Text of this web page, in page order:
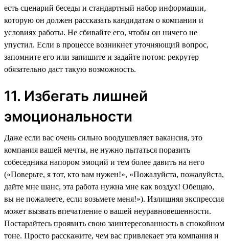
есть сценарий беседы и стандартный набор информации,
которую он должен рассказать кандидатам о компании и
условиях работы. Не сбивайте его, чтобы он ничего не
упустил. Если в процессе возникнет уточняющий вопрос,
запомните его или запишите и задайте потом: рекрутер
обязательно даст такую возможность.
11. Избегать лишней
эмоциональности
Даже если вас очень сильно воодушевляет вакансия, это
компания вашей мечты, не нужно пытаться поразить
собеседника напором эмоций и тем более давить на него
(«Поверьте, я тот, кто вам нужен!», «Пожалуйста, пожалуйста,
дайте мне шанс, эта работа нужна мне как воздух! Обещаю,
вы не пожалеете, если возьмете меня!»). Излишняя экспрессия
может вызвать впечатление о вашей неуравновешенности.
Постарайтесь проявить свою заинтересованность в спокойном
тоне. Просто расскажите, чем вас привлекает эта компания и